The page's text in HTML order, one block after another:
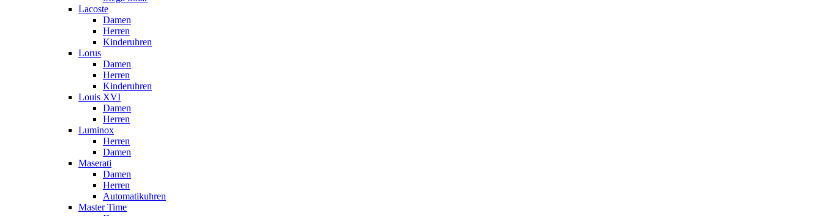
Lacoste
Damen
Herren
Kinderuhren
Lorus
Damen
Herren
Kinderuhren
Louis XVI
Damen
Herren
Luminox
Herren
Damen
Maserati
Damen
Herren
Automatikuhren
Master Time